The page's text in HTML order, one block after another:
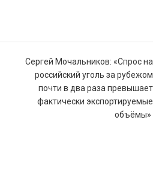
Сергей Мочальников: «Спрос на
российский уголь за рубежом
почти в два раза превышает
фактически экспортируемые
объёмы» ​